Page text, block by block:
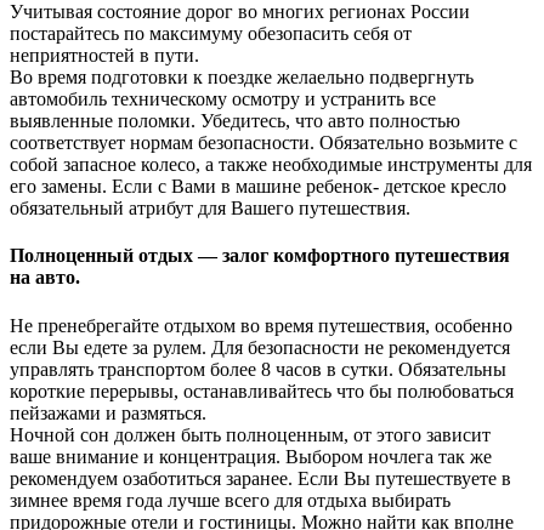
Учитывая состояние дорог во многих регионах России
постарайтесь по максимуму обезопасить себя от
неприятностей в пути.
Во время подготовки к поездке желаельно подвергнуть
автомобиль техническому осмотру и устранить все
выявленные поломки. Убедитесь, что авто полностью
соответствует нормам безопасности. Обязательно возьмите с
собой запасное колесо, а также необходимые инструменты для
его замены. Если с Вами в машине ребенок- детское кресло
обязательный атрибут для Вашего путешествия.
Полноценный отдых — залог комфортного путешествия
на авто.
Не пренебрегайте отдыхом во время путешествия, особенно
если Вы едете за рулем. Для безопасности не рекомендуется
управлять транспортом более 8 часов в сутки. Обязательны
короткие перерывы, останавливайтесь что бы полюбоваться
пейзажами и размяться.
Ночной сон должен быть полноценным, от этого зависит
ваше внимание и концентрация. Выбором ночлега так же
рекомендуем озаботиться заранее. Если Вы путешествуете в
зимнее время года лучше всего для отдыха выбирать
придорожные отели и гостиницы. Можно найти как вполне